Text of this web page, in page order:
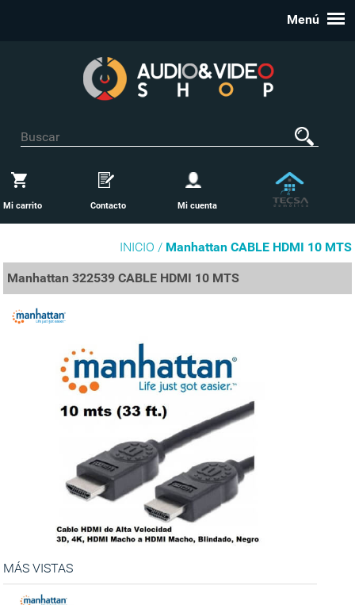
Menú
Mi carrito Contacto Mi cuenta
INICIO / Manhattan CABLE HDMI 10 MTS
Manhattan 322539 CABLE HDMI 10 MTS
MÁS VISTAS